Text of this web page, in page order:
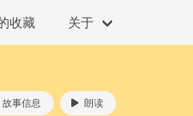
收藏 关于
故事信息 朗读